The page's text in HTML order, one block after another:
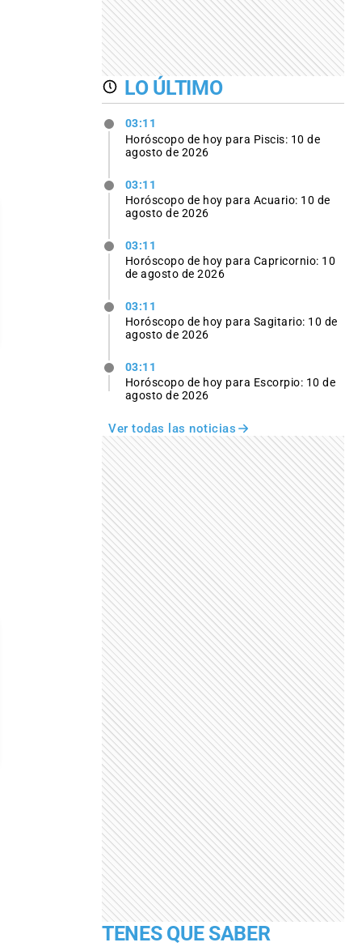
LO ÚLTIMO
03:11
Horóscopo de hoy para Piscis: 10 de
agosto de 2026
03:11
Horóscopo de hoy para Acuario: 10 de
agosto de 2026
03:11
Horóscopo de hoy para Capricornio: 10
de agosto de 2026
03:11
Horóscopo de hoy para Sagitario: 10 de
agosto de 2026
03:11
Horóscopo de hoy para Escorpio: 10 de
agosto de 2026
Ver todas las noticias
TENES QUE SABER